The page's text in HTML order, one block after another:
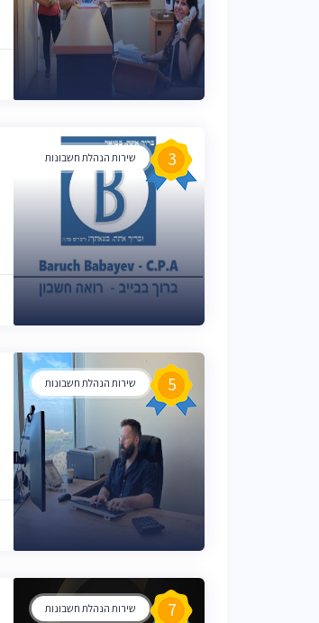
שירות הנהלת חשבונות 3
שירות הנהלת חשבונות 5
שירות הנהלת חשבונות 7